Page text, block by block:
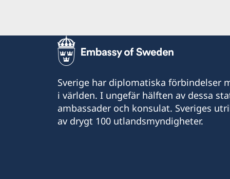
Sverige har diplomatiska förbindelser
i världen. I ungefär hälften av dessa
ambassader och konsulat. Sveriges
av drygt 100 utlandsmyndigheter.